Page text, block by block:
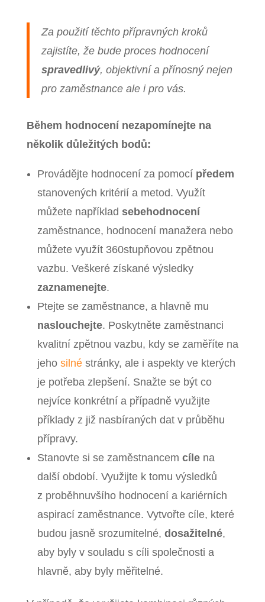
Za použití těchto přípravných kroků
zajistíte, že bude proces hodnocení
spravedlivý, objektivní a přínosný nejen
pro zaměstnance ale i pro vás.
Během hodnocení nezapomínejte na
několik důležitých bodů:
Provádějte hodnocení za pomocí předem
stanovených kritérií a metod. Využít
můžete například sebehodnocení
zaměstnance, hodnocení manažera nebo
můžete využít 360stupňovou zpětnou
vazbu. Veškeré získané výsledky
zaznamenejte.
Ptejte se zaměstnance, a hlavně mu
naslouchejte. Poskytněte zaměstnanci
kvalitní zpětnou vazbu, kdy se zaměříte na
jeho silnéstránky, ale i aspekty ve kterých
je potřeba zlepšení. Snažte se být co
nejvíce konkrétní a případně využijte
příklady z již nasbíraných dat v průběhu
přípravy.
Stanovte si se zaměstnancem cílena
další období. Využijte k tomu výsledků
z proběhnuvšího hodnocení a kariérních
aspirací zaměstnance. Vytvořte cíle, které
budou jasně srozumitelné, dosažitelné,
aby byly v souladu s cíli společnosti a
hlavně, aby byly měřitelné.